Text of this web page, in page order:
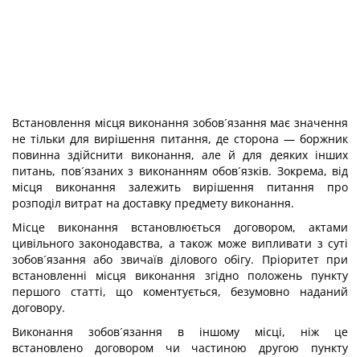
Встановлення місця виконання зобов´язання має значення
не тільки для вирішення питання, де сторона — боржник
повинна здійснити виконання, але й для деяких інших
питань, пов´язаних з виконанням обов´язків. Зокрема, від
місця виконання залежить вирішення питання про
розподіл витрат на доставку предмету виконання.
Місце виконання встановлюється договором, актами
цивільного законодавства, а також може випливати з суті
зобов´язання або звичаїв ділового обігу. Пріоритет при
встановленні місця виконання згідно положень пункту
першого статті, що коментується, безумовно наданий
договору.
Виконання зобов´язання в іншому місці, ніж це
встановлено договором чи частиною другою пункту